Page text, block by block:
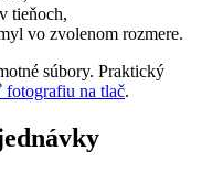
tieňoch,
vo zvolenom rozmere.
súbory. Praktický
na tlač.